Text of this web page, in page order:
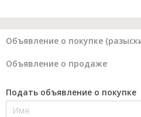
Объявление о покупке
Объявление о продаже
Подать объявление о покупке